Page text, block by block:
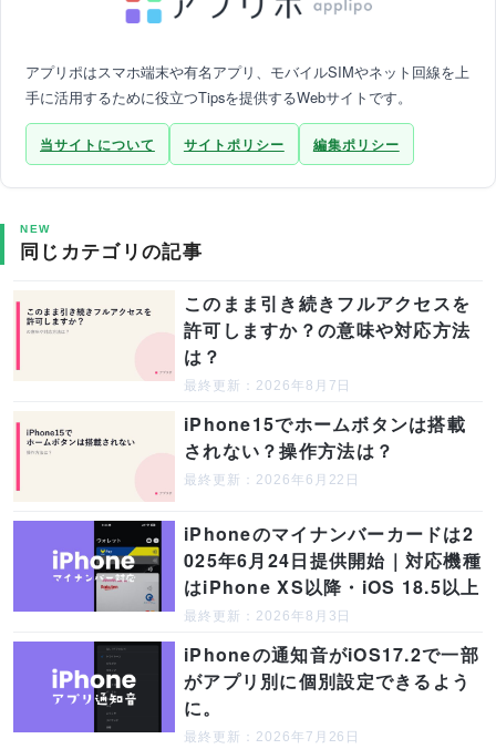
アプリポはスマホ端末や有名アプリ、モバイルSIMやネット回線を上
手に活用するために役立つTipsを提供するWebサイトです。
当サイトについて サイトポリシー 編集ポリシー
NEW
同じカテゴリの記事
このまま引き続きフルアクセスを
許可しますか？の意味や対応方法
は？
最終更新：2026年8月7日
iPhone15でホームボタンは搭載
されない？操作方法は？
最終更新：2026年6月22日
iPhoneのマイナンバーカードは2
025年6月24日提供開始｜対応機種
はiPhone XS以降・iOS 18.5以上
最終更新：2026年8月3日
iPhoneの通知音がiOS17.2で一部
がアプリ別に個別設定できるよう
に。
最終更新：2026年7月26日